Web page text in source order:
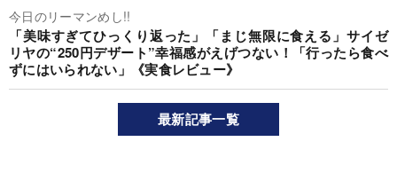
今日のリーマンめし!!
「美味すぎてひっくり返った」「まじ無限に食える」サイゼ
リヤの“250円デザート”幸福感がえげつない！「行ったら食べ
ずにはいられない」《実食レビュー》
最新記事一覧